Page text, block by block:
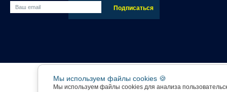
Мы используем файлы cookies 🍪
Мы используем файлы cookies для анализа